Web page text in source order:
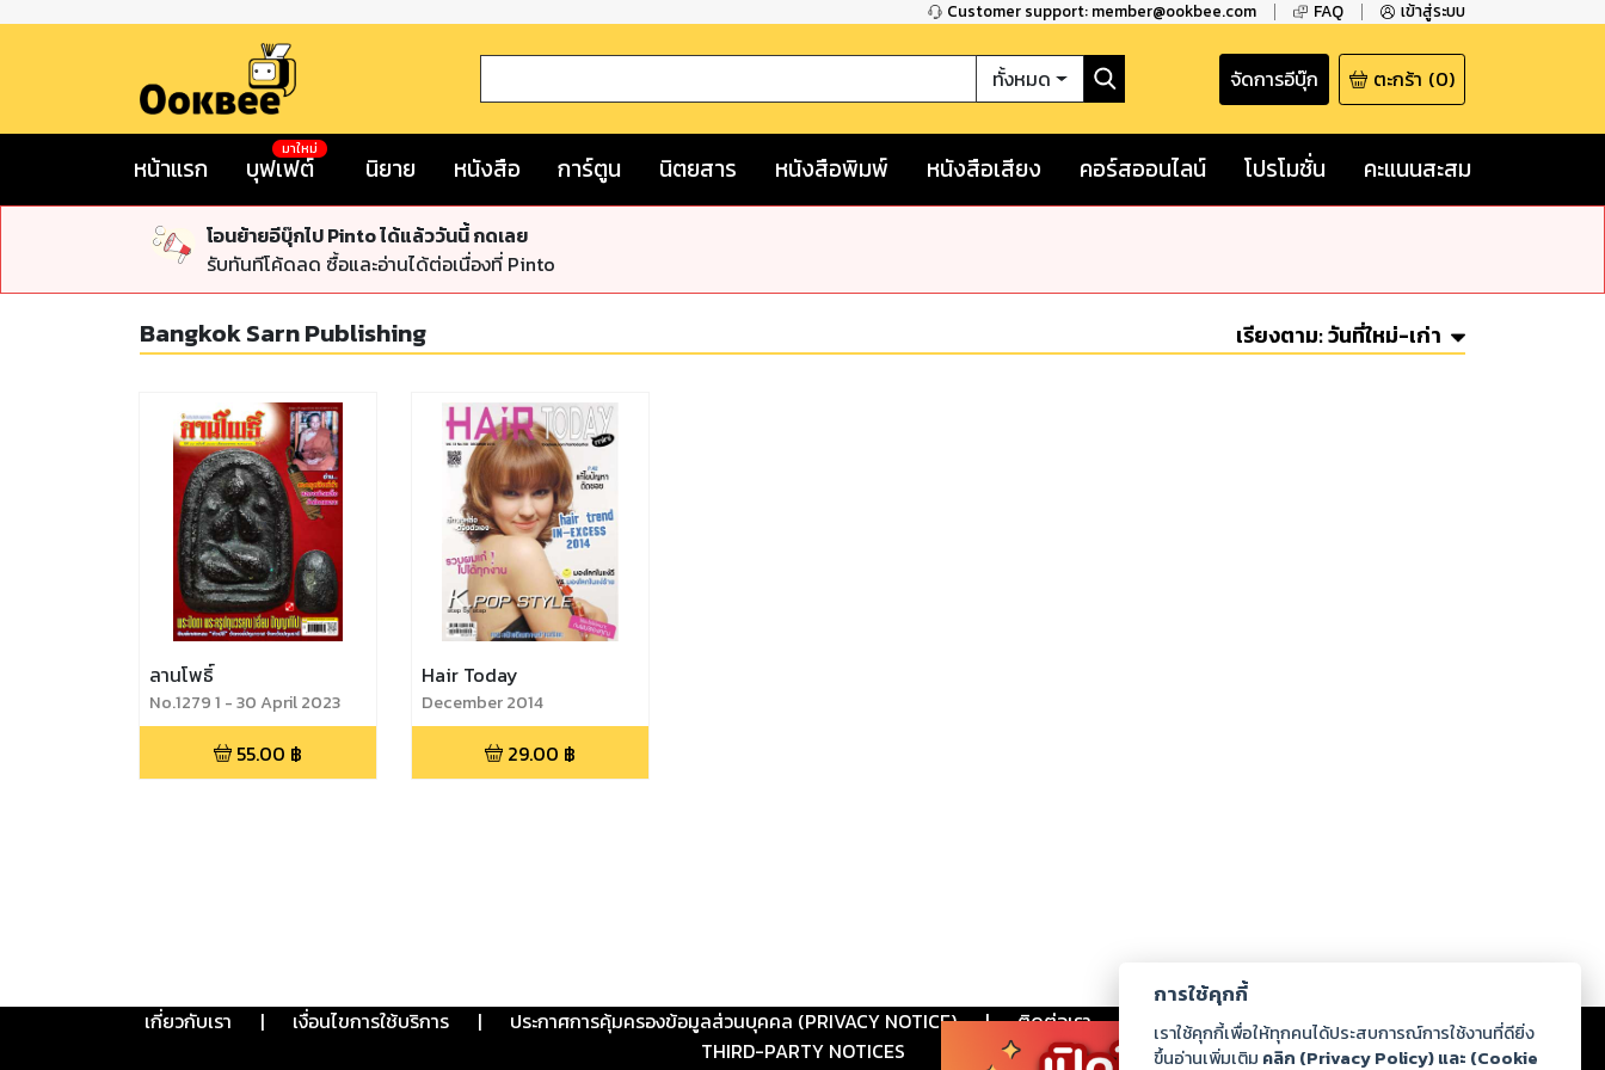
Customer support: member@ookbee.com FAQ เข้าสู่ระบบ
ทั้งหมด จัดการอีบุ๊ก ตะกร้า (0)
หน้าแรก บุฟเฟต์
มาใหม่
นิยาย หนังสือ การ์ตูน นิตยสาร หนังสือพิมพ์ หนังสือเสียง คอร์สออนไลน์ โปรโมชั่น คะแนนสะสม
โอนย้ายอีบุ๊กไป Pinto ได้แล้ววันนี้ กดเลย
รับทันทีโค้ดลด ซื้อและอ่านได้ต่อเนื่องที่ Pinto
Bangkok Sarn Publishing เรียงตาม:วันที่ใหม่-เก่า
ลานโพธิ์
No.1279 1 - 30 April 2023
55.00 ฿
Hair Today
December 2014
29.00 ฿
เกี่ยวกับเรา | เงื่อนไขการใช้บริการ | ประกาศการคุ้มครองข้อมูลส่วนบุคคล (PRIVACY NOTICE) | ติดต่อเรา ร่วมงานกับเรา ดาวน์โหลด
THIRD-PARTY NOTICES
การใช้คุกกี้
เราใช้คุกกี้เพื่อให้ทุกคนได้ประสบการณ์การใช้งานที่ดียิ่ง
ขึ้นอ่านเพิ่มเติม คลิก (Privacy Policy) และ (Cookie